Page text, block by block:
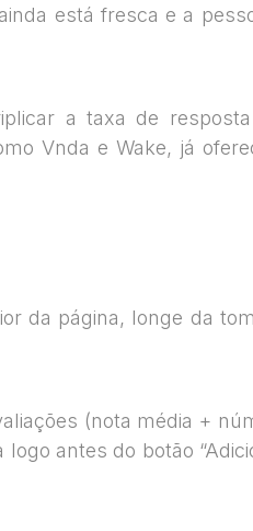
está fresca e a
a taxa de
Vnda e Wake, já
da página, longe da
(nota média +
antes do botão